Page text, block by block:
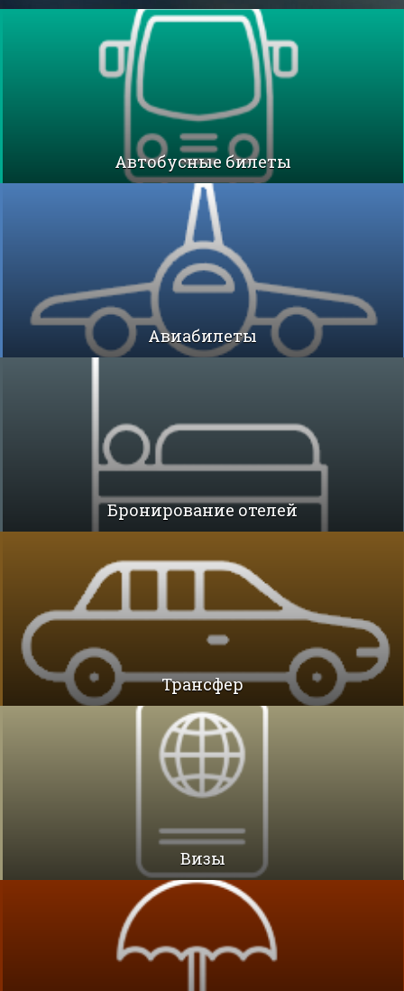
Автобусные билеты
Авиабилеты
Бронирование отелей
Трансфер
Визы